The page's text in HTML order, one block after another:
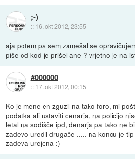
;-)
:: 16. okt 2012, 23:55
aja potem pa sem zamešal se
piše od kod je prišel ane ? vrjetno je na
#000000
:: 17. okt 2012, 00:15
Ko je mene en zguzil na tako foro, mi
podatka ali ustaviti denarja, na policijo
letal na sodišče ipd, denarja pa tako ne
zadevo uredil drugače ..... na koncu je
zadeva urejena :)